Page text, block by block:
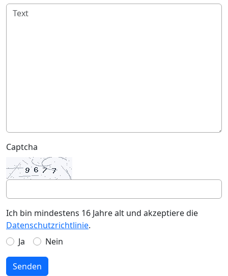
Captcha
Ich bin mindestens 16 Jahre alt und akzeptiere die
Datenschutzrichtlinie.
Ja
Nein
Senden